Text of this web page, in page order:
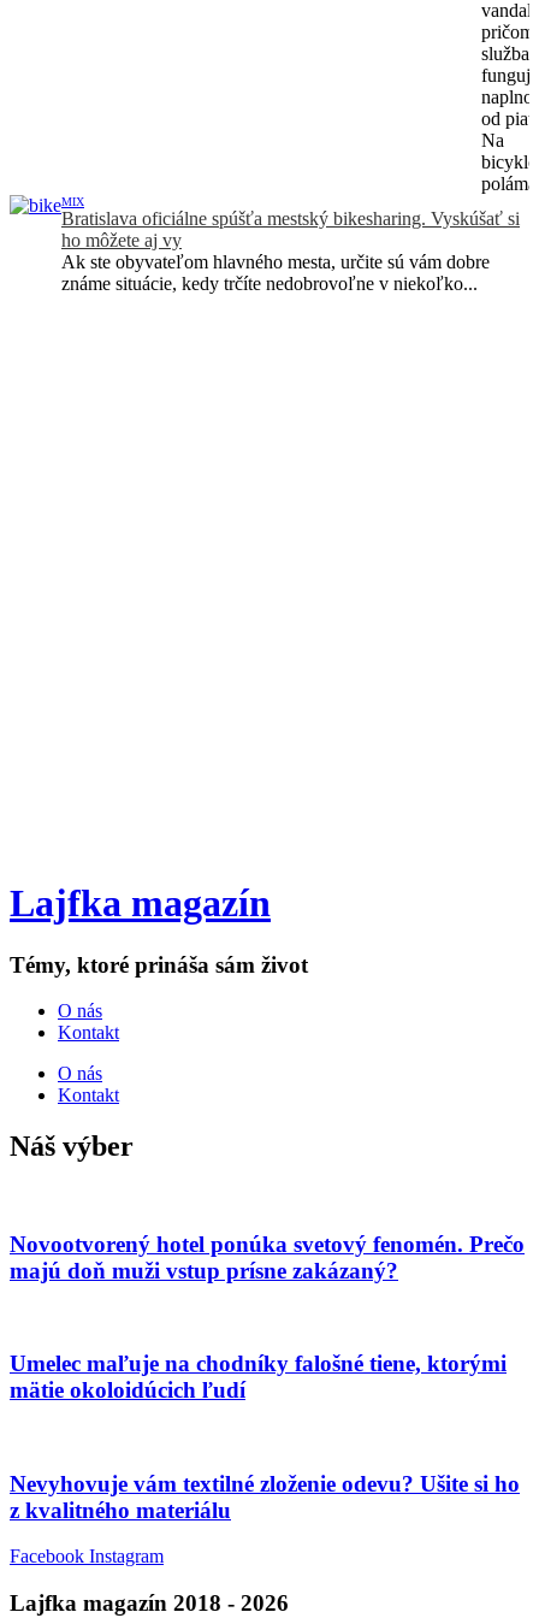
pričom
služba
funguje
naplno
od
Na
MIX
Bratislava oficiálne spúšťa mestský bikesharing. Vyskúšať si
ho môžete aj vy
Ak ste obyvateľom hlavného mesta, určite sú vám dobre
známe situácie, kedy trčíte nedobrovoľne v niekoľko...
Lajfka magazín
Témy, ktoré prináša sám život
O nás
Kontakt
O nás
Kontakt
Náš výber
Novootvorený hotel ponúka svetový fenomén. Prečo
majú doň muži vstup prísne zakázaný?
Umelec maľuje na chodníky falošné tiene, ktorými
mätie okoloidúcich ľudí
Nevyhovuje vám textilné zloženie odevu? Ušite si ho
z kvalitného materiálu
Facebook Instagram
Lajfka magazín 2018 - 2026